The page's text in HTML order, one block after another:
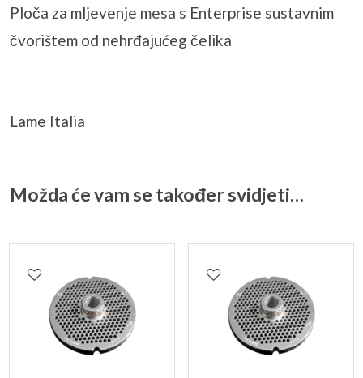
Ploča za mljevenje mesa s Enterprise sustavnim
čvorištem od nehrđajućeg čelika
Lame Italia
Možda će vam se također svidjeti…